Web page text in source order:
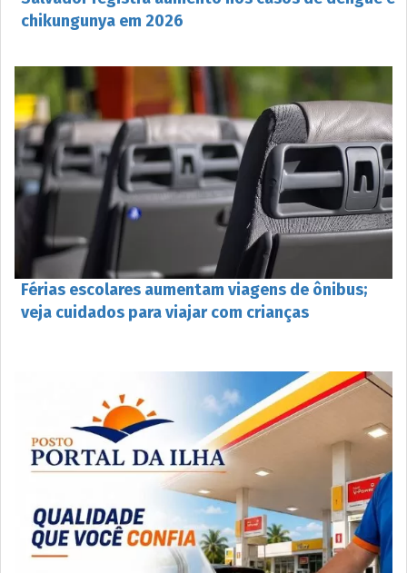
chikungunya em 2026
Férias escolares aumentam viagens de ônibus;
veja cuidados para viajar com crianças